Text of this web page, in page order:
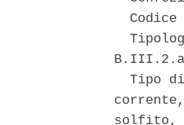
Codice
Tipo
solfito,